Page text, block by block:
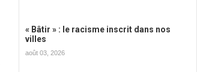
« Bâtir » : le racisme inscrit dans nos
villes
août 03, 2026